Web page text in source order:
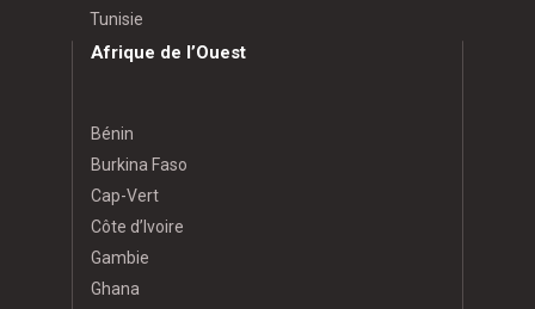
Tunisie
Afrique de l’Ouest
Bénin
Burkina Faso
Cap-Vert
Côte d’Ivoire
Gambie
Ghana